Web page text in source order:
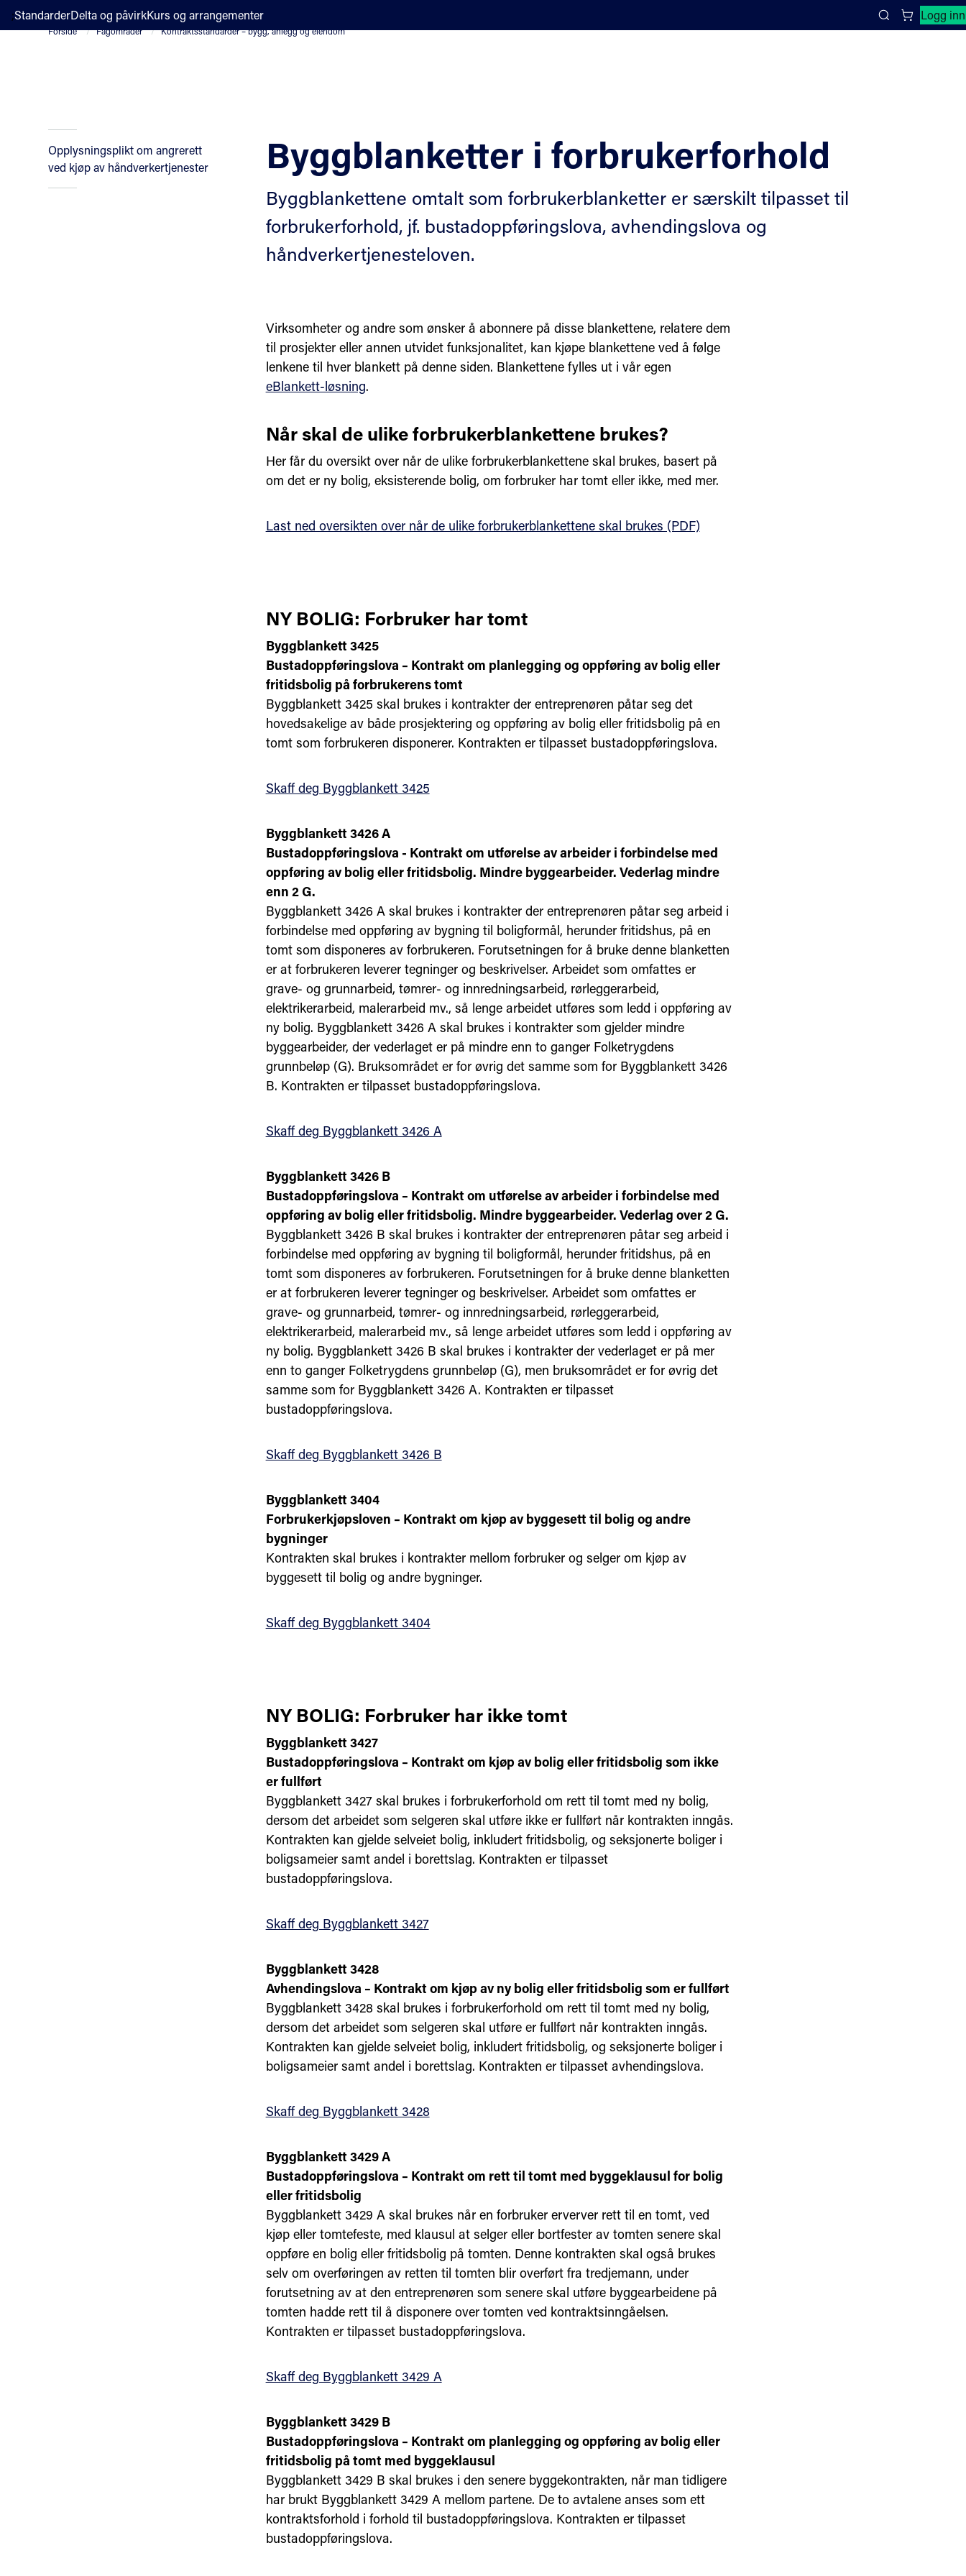
;StandarderDelta og påvirkKurs og arrangementer
Search
Logg inn
Lukk søkepanel
Forside Fagområder Kontraktsstandarder – bygg, anlegg og eiendom
Opplysningsplikt om angrerett
ved kjøp av håndverkertjenester
Byggblanketter i forbrukerforhold
Byggblankettene omtalt som forbrukerblanketter er særskilt tilpasset til
forbrukerforhold, jf. bustadoppføringslova, avhendingslova og
håndverkertjenesteloven.
Virksomheter og andre som ønsker å abonnere på disse blankettene, relatere dem
til prosjekter eller annen utvidet funksjonalitet, kan kjøpe blankettene ved å følge
lenkene til hver blankett på denne siden. Blankettene fylles ut i vår egen
eBlankett-løsning.
Når skal de ulike forbrukerblankettene brukes?
Her får du oversikt over når de ulike forbrukerblankettene skal brukes, basert på
om det er ny bolig, eksisterende bolig, om forbruker har tomt eller ikke, med mer.
Last ned oversikten over når de ulike forbrukerblankettene skal brukes (PDF)
NY BOLIG: Forbruker har tomt
Byggblankett 3425
Bustadoppføringslova – Kontrakt om planlegging og oppføring av bolig eller
fritidsbolig på forbrukerens tomt
Byggblankett 3425 skal brukes i kontrakter der entreprenøren påtar seg det
hovedsakelige av både prosjektering og oppføring av bolig eller fritidsbolig på en
tomt som forbrukeren disponerer. Kontrakten er tilpasset bustadoppføringslova.
Skaff deg Byggblankett 3425
Byggblankett 3426 A
Bustadoppføringslova - Kontrakt om utførelse av arbeider i forbindelse med
oppføring av bolig eller fritidsbolig. Mindre byggearbeider. Vederlag mindre
enn 2 G.
Byggblankett 3426 A skal brukes i kontrakter der entreprenøren påtar seg arbeid i
forbindelse med oppføring av bygning til boligformål, herunder fritidshus, på en
tomt som disponeres av forbrukeren. Forutsetningen for å bruke denne blanketten
er at forbrukeren leverer tegninger og beskrivelser. Arbeidet som omfattes er
grave- og grunnarbeid, tømrer- og innredningsarbeid, rørleggerarbeid,
elektrikerarbeid, malerarbeid mv., så lenge arbeidet utføres som ledd i oppføring av
ny bolig. Byggblankett 3426 A skal brukes i kontrakter som gjelder mindre
byggearbeider, der vederlaget er på mindre enn to ganger Folketrygdens
grunnbeløp (G). Bruksområdet er for øvrig det samme som for Byggblankett 3426
B. Kontrakten er tilpasset bustadoppføringslova.
Skaff deg Byggblankett 3426 A
Byggblankett 3426 B
Bustadoppføringslova – Kontrakt om utførelse av arbeider i forbindelse med
oppføring av bolig eller fritidsbolig. Mindre byggearbeider. Vederlag over 2 G.
Byggblankett 3426 B skal brukes i kontrakter der entreprenøren påtar seg arbeid i
forbindelse med oppføring av bygning til boligformål, herunder fritidshus, på en
tomt som disponeres av forbrukeren. Forutsetningen for å bruke denne blanketten
er at forbrukeren leverer tegninger og beskrivelser. Arbeidet som omfattes er
grave- og grunnarbeid, tømrer- og innredningsarbeid, rørleggerarbeid,
elektrikerarbeid, malerarbeid mv., så lenge arbeidet utføres som ledd i oppføring av
ny bolig. Byggblankett 3426 B skal brukes i kontrakter der vederlaget er på mer
enn to ganger Folketrygdens grunnbeløp (G), men bruksområdet er for øvrig det
samme som for Byggblankett 3426 A. Kontrakten er tilpasset
bustadoppføringslova.
Skaff deg Byggblankett 3426 B
Byggblankett 3404
Forbrukerkjøpsloven – Kontrakt om kjøp av byggesett til bolig og andre
bygninger
Kontrakten skal brukes i kontrakter mellom forbruker og selger om kjøp av
byggesett til bolig og andre bygninger.
Skaff deg Byggblankett 3404
NY BOLIG: Forbruker har ikke tomt
Byggblankett 3427
Bustadoppføringslova – Kontrakt om kjøp av bolig eller fritidsbolig som ikke
er fullført
Byggblankett 3427 skal brukes i forbrukerforhold om rett til tomt med ny bolig,
dersom det arbeidet som selgeren skal utføre ikke er fullført når kontrakten inngås.
Kontrakten kan gjelde selveiet bolig, inkludert fritidsbolig, og seksjonerte boliger i
boligsameier samt andel i borettslag. Kontrakten er tilpasset
bustadoppføringslova.
Skaff deg Byggblankett 3427
Byggblankett 3428
Avhendingslova – Kontrakt om kjøp av ny bolig eller fritidsbolig som er fullført
Byggblankett 3428 skal brukes i forbrukerforhold om rett til tomt med ny bolig,
dersom det arbeidet som selgeren skal utføre er fullført når kontrakten inngås.
Kontrakten kan gjelde selveiet bolig, inkludert fritidsbolig, og seksjonerte boliger i
boligsameier samt andel i borettslag. Kontrakten er tilpasset avhendingslova.
Skaff deg Byggblankett 3428
Byggblankett 3429 A
Bustadoppføringslova – Kontrakt om rett til tomt med byggeklausul for bolig
eller fritidsbolig
Byggblankett 3429 A skal brukes når en forbruker erverver rett til en tomt, ved
kjøp eller tomtefeste, med klausul at selger eller bortfester av tomten senere skal
oppføre en bolig eller fritidsbolig på tomten. Denne kontrakten skal også brukes
selv om overføringen av retten til tomten blir overført fra tredjemann, under
forutsetning av at den entreprenøren som senere skal utføre byggearbeidene på
tomten hadde rett til å disponere over tomten ved kontraktsinngåelsen.
Kontrakten er tilpasset bustadoppføringslova.
Skaff deg Byggblankett 3429 A
Byggblankett 3429 B
Bustadoppføringslova – Kontrakt om planlegging og oppføring av bolig eller
fritidsbolig på tomt med byggeklausul
Byggblankett 3429 B skal brukes i den senere byggekontrakten, når man tidligere
har brukt Byggblankett 3429 A mellom partene. De to avtalene anses som ett
kontraktsforhold i forhold til bustadoppføringslova. Kontrakten er tilpasset
bustadoppføringslova.